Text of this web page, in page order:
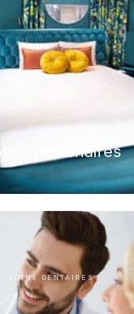
partenaires
SOINS DENTAIRES